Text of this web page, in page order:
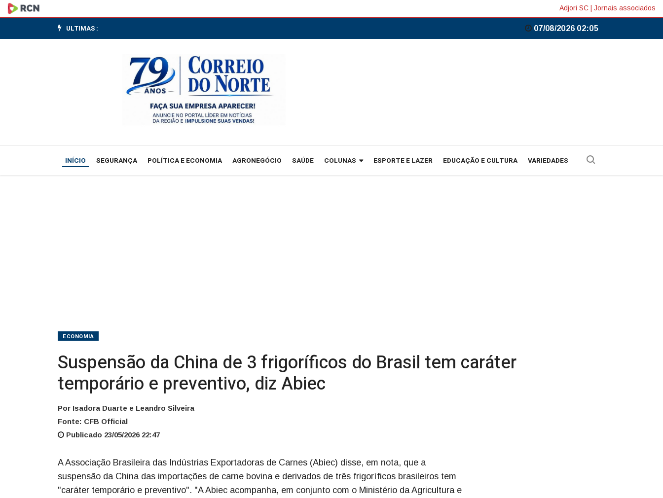
Suspensão
da
do
Adjori SC Jornais associados
ULTIMAS : 07/08/2026 02:05
INÍCIO SEGURANÇA POLÍTICA E ECONOMIA AGRONEGÓCIO SAÚDE COLUNAS ESPORTE E LAZER EDUCAÇÃO E CULTURA VARIEDADES
ECONOMIA
Suspensão da China de 3 frigoríficos do Brasil tem caráter
temporário e preventivo, diz Abiec
Por Isadora Duarte e Leandro Silveira
Fonte: CFB Official
Publicado 23/05/2026 22:47
A Associação Brasileira das Indústrias Exportadoras de Carnes (Abiec) disse, em nota, que a
suspensão da China das importações de carne bovina e derivados de três frigoríficos brasileiros tem
"caráter temporário e preventivo". "A Abiec acompanha, em conjunto com o Ministério da Agricultura e